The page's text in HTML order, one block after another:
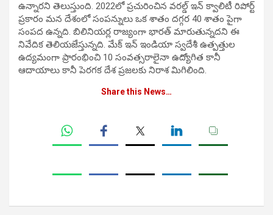
ఉన్నారని తెలుస్తుంది. 2022లో ప్రచురించిన వరల్డ్ ఇన్ క్వాలిటీ రిపోర్ట్
ప్రకారం మన దేశంలో సంపన్నులు ఒక శాతం దగ్గర 40 శాతం పైగా
సంపద ఉన్నది. బిలినియర్ల రాజ్యంగా భారత్ మారుతున్నదని ఈ
నివేదిక తెలియజేస్తున్నది. మేక్ ఇన్ ఇండియా స్వదేశీ ఉత్పత్తుల
ఉద్యమంగా ప్రారంభించి 10 సంవత్సరాలైనా ఉద్యోగిత కానీ
ఆదాయాలు కానీ పెరగక దేశ ప్రజలకు నిరాశ మిగిలింది.
Share this News…